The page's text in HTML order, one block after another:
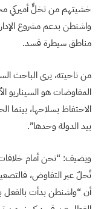
خشيتهم من تخلٍّ أميركي
واشنطن بدعم مشروع
مناطق سيطرة قسد.
من ناحيته، يرى الباحث
المفاوضات هو السيناريو
الاحتفاظ بسلاحها، بينما
بيد الدولة وحدها”.
ويضيف: “نحن أمام خلافات
تُحلّ عبر التفاوض،
أن “واشنطن بدأت بالفعل